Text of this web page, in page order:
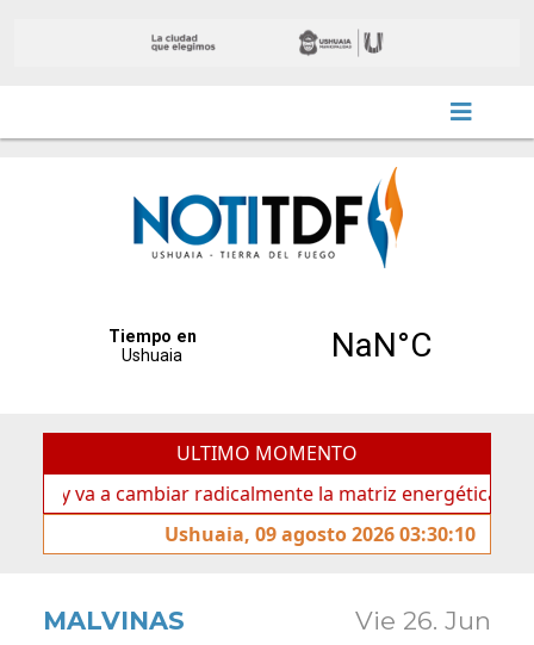
ULTIMO MOMENTO
cambiar radicalmente la matriz energética de Ushuaia”
Ushuaia, 09 agosto 2026 03:30:10
MALVINAS Vie 26. Jun